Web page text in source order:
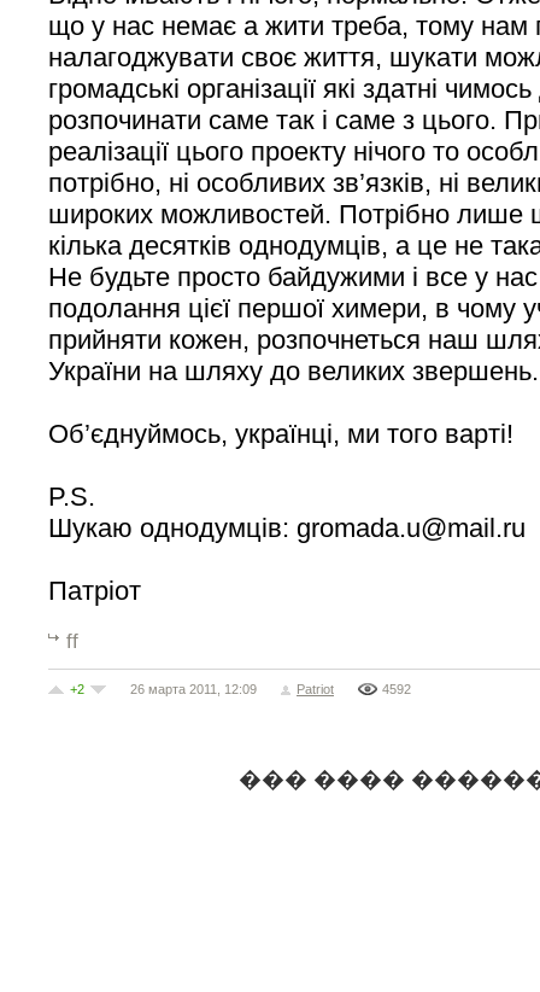
що у нас немає а жити треба, тому нам
налагоджувати своє життя, шукати
громадські організації які здатні
розпочинати саме так і саме з цього.
реалізації цього проекту нічого то
потрібно, ні особливих зв’язків, ні
широких можливостей. Потрібно лише
кілька десятків однодумців, а це не
Не будьте просто байдужими і все у
подолання цієї першої химери, в чому
прийняти кожен, розпочнеться наш
України на шляху до великих звершень.
Об’єднуймось, українці, ми того варті!
P.S.
Шукаю однодумців: gromada.u@mail.ru
Патріот
ff
+2 26 марта 2011, 12:09 Patriot 4592
��� ����